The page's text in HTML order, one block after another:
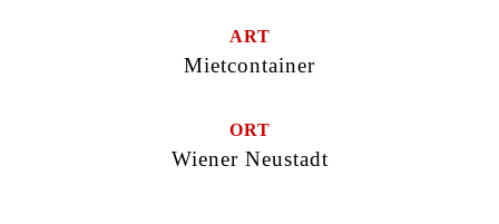
ART
Mietcontainer
ORT
Wiener Neustadt